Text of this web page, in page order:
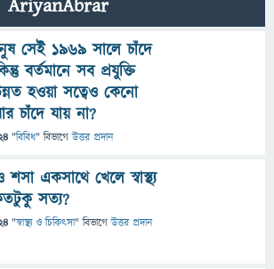
AriyanAbrar
সেই ১৯৬৯ সালে চাঁদে
বর্তমানে সব প্রযুক্তি
হওয়া সত্বেও কেনো
চাঁদে যায় না?
"বিবিধ" বিভাগে উত্তর প্রদান
একসাথে খেলে স্বাস্থ্য
সত্য?
"স্বাস্থ্য ও চিকিৎসা" বিভাগে উত্তর প্রদান